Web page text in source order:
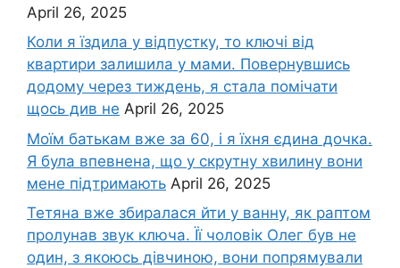
April 26, 2025
Коли я їздила у відпустку, то ключі від
квартири залишила у мами. Повернувшись
додому через тиждень, я стала помічати
щось див не April 26, 2025
Моїм батькам вже за 60, і я їхня єдина дочка.
Я була впевнена, що у скрутну хвилину вони
мене підтримають April 26, 2025
Тетяна вже збиралася йти у ванну, як раптом
пролунав звук ключа. Її чоловік Олег був не
один, з якоюсь дівчиною, вони попрямували